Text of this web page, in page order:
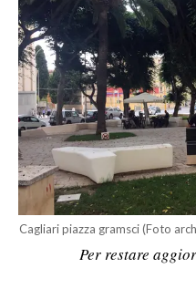
ITALIA
MONDO
POLITICA
ECONOMIA
SERVIZI ALLE IMPRESE
LAVORO
BANDI
Cagliari piazza gramsci (Foto
Per restare